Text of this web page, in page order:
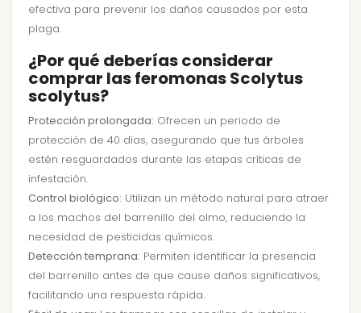
efectiva para prevenir los daños causados por esta
plaga.
¿Por qué deberías considerar
comprar las feromonas Scolytus
scolytus?
Protección prolongada: Ofrecen un periodo de
protección de 40 días, asegurando que tus árboles
estén resguardados durante las etapas críticas de
infestación.
Control biológico: Utilizan un método natural para atraer
a los machos del barrenillo del olmo, reduciendo la
necesidad de pesticidas químicos.
Detección temprana: Permiten identificar la presencia
del barrenillo antes de que cause daños significativos,
facilitando una respuesta rápida.